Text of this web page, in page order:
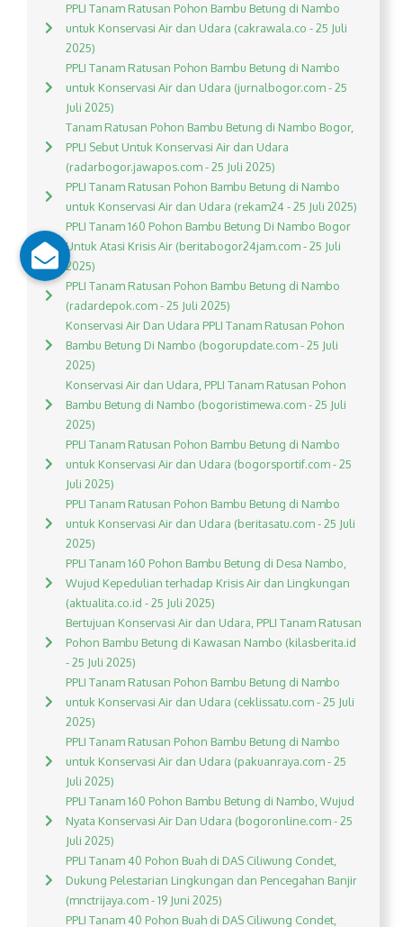
PPLI Tanam Ratusan Pohon Bambu Betung di Nambo
untuk Konservasi Air dan Udara (cakrawala.co - 25 Juli
2025)
PPLI Tanam Ratusan Pohon Bambu Betung di Nambo
untuk Konservasi Air dan Udara (jurnalbogor.com - 25
Juli 2025)
Tanam Ratusan Pohon Bambu Betung di Nambo Bogor,
PPLI Sebut Untuk Konservasi Air dan Udara
(radarbogor.jawapos.com - 25 Juli 2025)
PPLI Tanam Ratusan Pohon Bambu Betung di Nambo
untuk Konservasi Air dan Udara (rekam24 - 25 Juli 2025)
PPLI Tanam 160 Pohon Bambu Betung Di Nambo Bogor
Untuk Atasi Krisis Air (beritabogor24jam.com - 25 Juli
2025)
PPLI Tanam Ratusan Pohon Bambu Betung di Nambo
(radardepok.com - 25 Juli 2025)
Konservasi Air Dan Udara PPLI Tanam Ratusan Pohon
Bambu Betung Di Nambo (bogorupdate.com - 25 Juli
2025)
Konservasi Air dan Udara, PPLI Tanam Ratusan Pohon
Bambu Betung di Nambo (bogoristimewa.com - 25 Juli
2025)
PPLI Tanam Ratusan Pohon Bambu Betung di Nambo
untuk Konservasi Air dan Udara (bogorsportif.com - 25
Juli 2025)
PPLI Tanam Ratusan Pohon Bambu Betung di Nambo
untuk Konservasi Air dan Udara (beritasatu.com - 25 Juli
2025)
PPLI Tanam 160 Pohon Bambu Betung di Desa Nambo,
Wujud Kepedulian terhadap Krisis Air dan Lingkungan
(aktualita.co.id - 25 Juli 2025)
Bertujuan Konservasi Air dan Udara, PPLI Tanam Ratusan
Pohon Bambu Betung di Kawasan Nambo (kilasberita.id
- 25 Juli 2025)
PPLI Tanam Ratusan Pohon Bambu Betung di Nambo
untuk Konservasi Air dan Udara (ceklissatu.com - 25 Juli
2025)
PPLI Tanam Ratusan Pohon Bambu Betung di Nambo
untuk Konservasi Air dan Udara (pakuanraya.com - 25
Juli 2025)
PPLI Tanam 160 Pohon Bambu Betung di Nambo, Wujud
Nyata Konservasi Air Dan Udara (bogoronline.com - 25
Juli 2025)
PPLI Tanam 40 Pohon Buah di DAS Ciliwung Condet,
Dukung Pelestarian Lingkungan dan Pencegahan Banjir
(mnctrijaya.com - 19 Juni 2025)
PPLI Tanam 40 Pohon Buah di DAS Ciliwung Condet,